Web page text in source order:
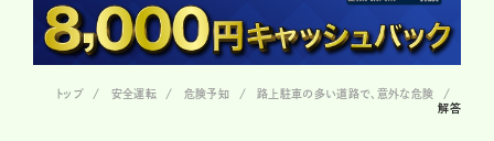
トップ 安全運転 危険予知
路上駐車の多い道路で、意外な危険
解答